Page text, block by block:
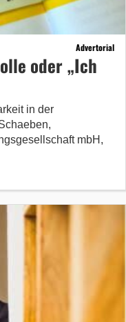
Advertorial
oder „Ich
in der
mbH,